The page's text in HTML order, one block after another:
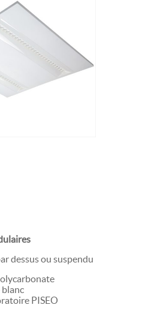
dessus ou suspendu
PISEO